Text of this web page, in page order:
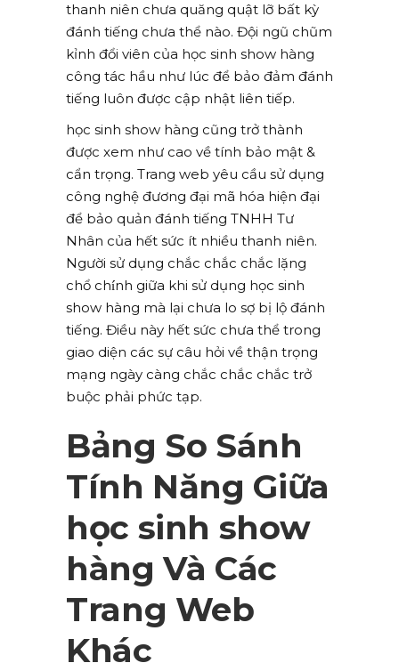
thanh niên chưa quăng quật lỡ bất kỳ
đánh tiếng chưa thể nào. Đội ngũ chũm
kỉnh đổi viên của học sinh show hàng
công tác hầu như lúc để bảo đảm đánh
tiếng luôn được cập nhật liên tiếp.
học sinh show hàng cũng trở thành
được xem như cao về tính bảo mật &
cẩn trọng. Trang web yêu cầu sử dụng
công nghệ đương đại mã hóa hiện đại
để bảo quản đánh tiếng TNHH Tư
Nhân của hết sức ít nhiều thanh niên.
Người sử dụng chắc chắc chắc lặng
chổ chính giữa khi sử dụng học sinh
show hàng mà lại chưa lo sợ bị lộ đánh
tiếng. Điều này hết sức chưa thể trong
giao diện các sự câu hỏi về thận trọng
mạng ngày càng chắc chắc chắc trở
buộc phải phức tạp.
Bảng So Sánh
Tính Năng Giữa
học sinh show
hàng Và Các
Trang Web
Khác